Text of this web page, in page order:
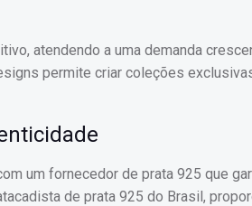
atendendo a uma demanda
permite criar coleções
um fornecedor de prata 925 que
de prata 925 do Brasil,